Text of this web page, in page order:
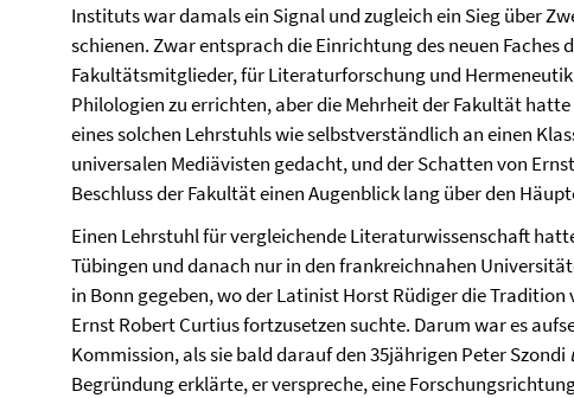
Instituts war damals ein Signal und zugleich ein Sieg über
schienen. Zwar entsprach die Einrichtung des neuen Faches
Fakultätsmitglieder, für Literaturforschung und
Philologien zu errichten, aber die Mehrheit der Fakultät
eines solchen Lehrstuhls wie selbstverständlich an einen
universalen Mediävisten gedacht, und der Schatten von
Beschluss der Fakultät einen Augenblick lang über den
Einen Lehrstuhl für vergleichende Literaturwissenschaft
Tübingen und danach nur in den frankreichnahen
in Bonn gegeben, wo der Latinist Horst Rüdiger die Tradition
Ernst Robert Curtius fortzusetzen suchte. Darum war es
Kommission, als sie bald darauf den 35jährigen Peter Szondi
Begründung erklärte, er verspreche, eine